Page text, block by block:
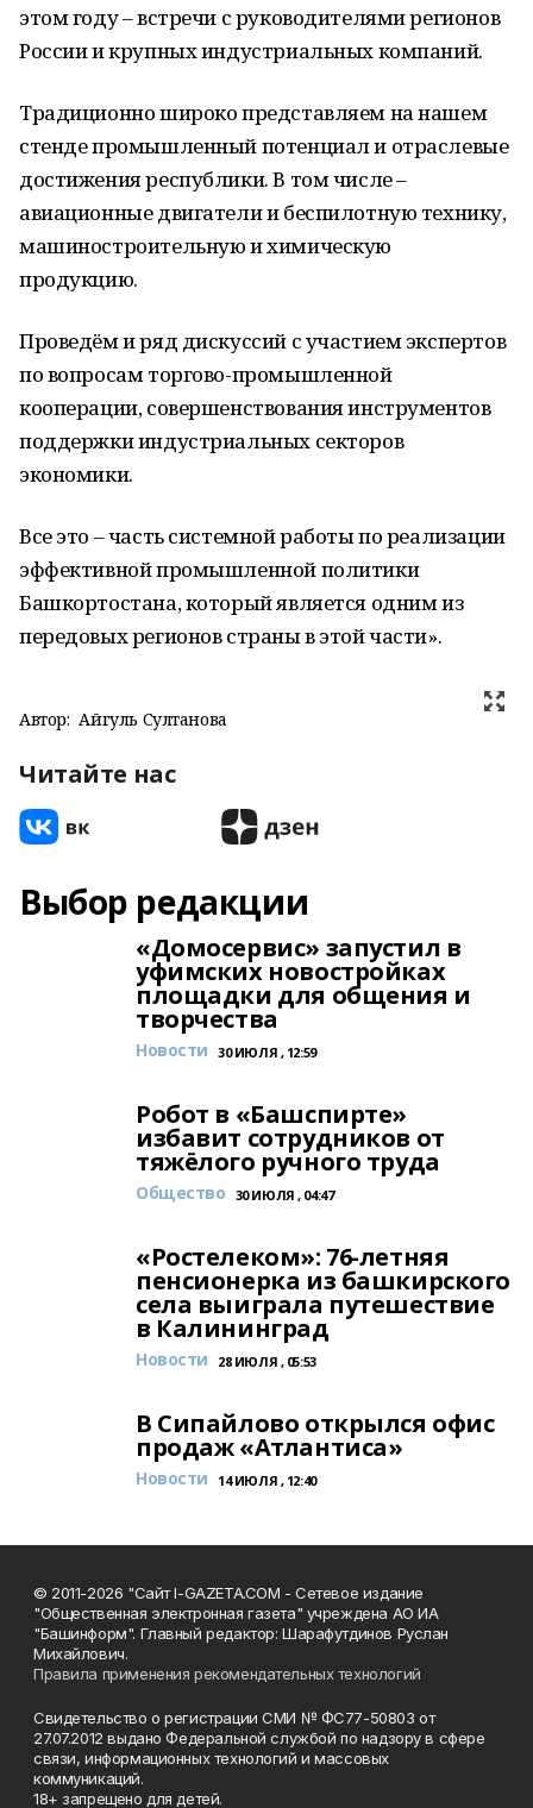
этом году – встречи с руководителями регионов
России и крупных индустриальных компаний.
Традиционно широко представляем на нашем
стенде промышленный потенциал и отраслевые
достижения республики. В том числе –
авиационные двигатели и беспилотную технику,
машиностроительную и химическую
продукцию.
Проведём и ряд дискуссий с участием экспертов
по вопросам торгово-промышленной
кооперации, совершенствования инструментов
поддержки индустриальных секторов
экономики.
Все это – часть системной работы по реализации
эффективной промышленной политики
Башкортостана, который является одним из
передовых регионов страны в этой части».
Автор: Айгуль Султанова
Читайте нас
Выбор редакции
«Домосервис» запустил в
уфимских новостройках
площадки для общения и
творчества
Новости 30 ИЮЛЯ , 12:59
Робот в «Башспирте»
избавит сотрудников от
тяжёлого ручного труда
Общество 30 ИЮЛЯ , 04:47
«Ростелеком»: 76-летняя
пенсионерка из башкирского
села выиграла путешествие
в Калининград
Новости 28 ИЮЛЯ , 05:53
В Сипайлово открылся офис
продаж «Атлантиса»
Новости 14 ИЮЛЯ , 12:40
© 2011-2026 "Сайт I-GAZETA.COM - Сетевое издание
"Общественная электронная газета" учреждена АО ИА
"Башинформ". Главный редактор: Шарафутдинов Руслан
Михайлович.
Правила применения рекомендательных технологий
Свидетельство о регистрации СМИ № ФС77-50803 от
27.07.2012 выдано Федеральной службой по надзору в сфере
связи, информационных технологий и массовых
коммуникаций.
18+ запрещено для детей.